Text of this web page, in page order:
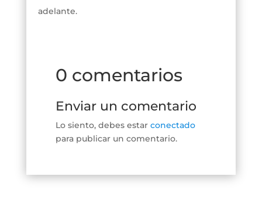
adelante.
0 comentarios
Enviar un comentario
Lo siento, debes estar conectado
para publicar un comentario.